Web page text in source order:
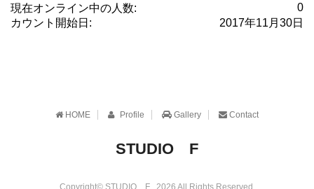
0
現在オンライン中の人数:
2017年11月30日
カウント開始日:
HOME Profile Gallery Contact
STUDIO F
Copyright© STUDIO F , 2026 All Rights Reserved.